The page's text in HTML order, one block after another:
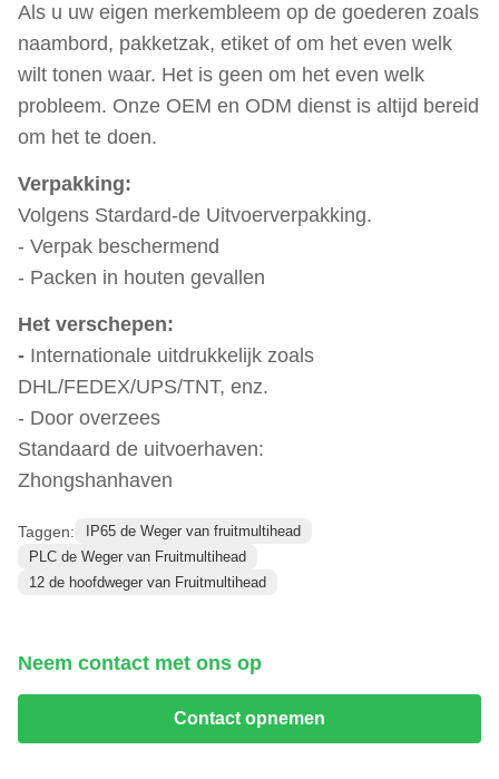
Als u uw eigen merkembleem op de goederen zoals
naambord, pakketzak, etiket of om het even welk
wilt tonen waar. Het is geen om het even welk
probleem. Onze OEM en ODM dienst is altijd bereid
om het te doen.
Verpakking:
Volgens Stardard-de Uitvoerverpakking.
- Verpak beschermend
- Packen in houten gevallen
Het verschepen:
- Internationale uitdrukkelijk zoals
DHL/FEDEX/UPS/TNT, enz.
- Door overzees
Standaard de uitvoerhaven:
Zhongshanhaven
Taggen:
IP65 de Weger van fruitmultihead
PLC de Weger van Fruitmultihead
12 de hoofdweger van Fruitmultihead
Neem contact met ons op
Contact opnemen